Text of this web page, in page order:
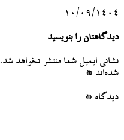
۱۰/۰۹/۱۴۰۴
دیدگاهتان را بنویسید
نشانی ایمیل شما منتشر نخواهد شد.
شده‌اند *
دیدگاه *